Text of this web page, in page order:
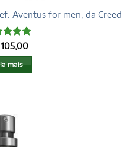
Aventus for men, da Creed
5
mais